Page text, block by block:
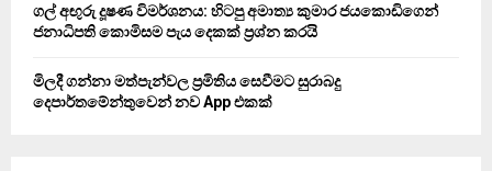
ගල් අඟුරු දූෂණ විමර්ශනය: හිටපු අමාත්‍ය කුමාර ජයකොඩිගෙන්
ජනාධිපති කොමිසම පැය දෙකක් ප්‍රශ්න කරයි
මිලදී ගන්නා මත්පැන්වල ප්‍රමිතිය සෙවීමට සුරාබදු
දෙපාර්තමේන්තුවෙන් නව App එකක්